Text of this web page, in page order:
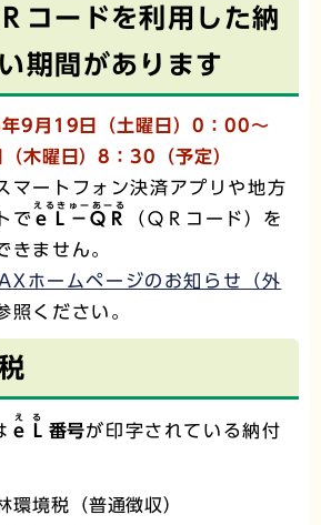
コードを利用した納
期間があります
9月19日（土曜日）0：00～
木曜日）8：30（予定）
マートフォン決済アプリや地方
で ｅＬ－ＱＲ
えるきゅーあーる
（ＱＲコード）を
きません。
ホームページのお知らせ（外
照ください。
ｅＬ
える
番号が印字されている納付
環境税（普通徴収）